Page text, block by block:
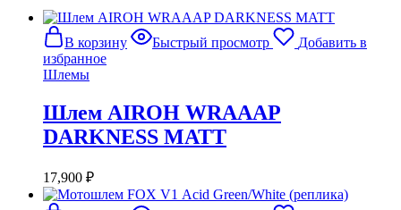
В корзину Быстрый просмотр
Добавить в
избранное
Шлемы
Шлем AIROH WRAAAP
DARKNESS MATT
17,900 ₽